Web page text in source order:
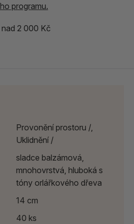
programu.
nad 2 000 Kč
Provonění prostoru /,
Uklidnění /
sladce balzámová,
mnohovrstvá, hluboká s
tóny orlářkového dřeva
14 cm
40 ks